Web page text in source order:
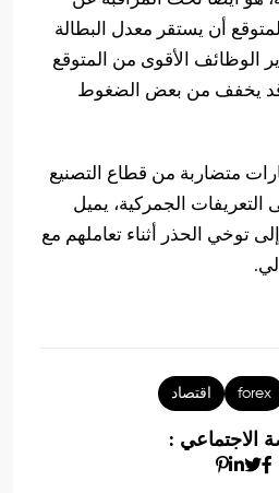
أن يستقر معدل البطالة
تقرير الوظائف الأقوى من المتوقع
قد يخفف من بعض الضغوط
متضاربة من قطاع التصنيع
التعريفات الجمركية، يميل
توخي الحذر أثناء تعاملهم مع
forex اقتصاد
الاجتماعي :